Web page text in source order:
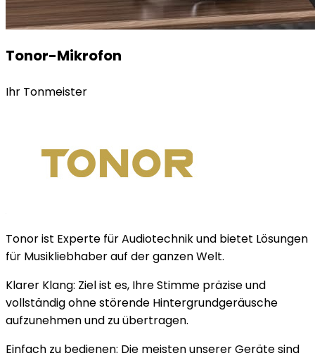
Tonor-Mikrofon
Ihr Tonmeister
Tonor ist Experte für Audiotechnik und bietet Lösungen
für Musikliebhaber auf der ganzen Welt.
Klarer Klang: Ziel ist es, Ihre Stimme präzise und
vollständig ohne störende Hintergrundgeräusche
aufzunehmen und zu übertragen.
Einfach zu bedienen: Die meisten unserer Geräte sind